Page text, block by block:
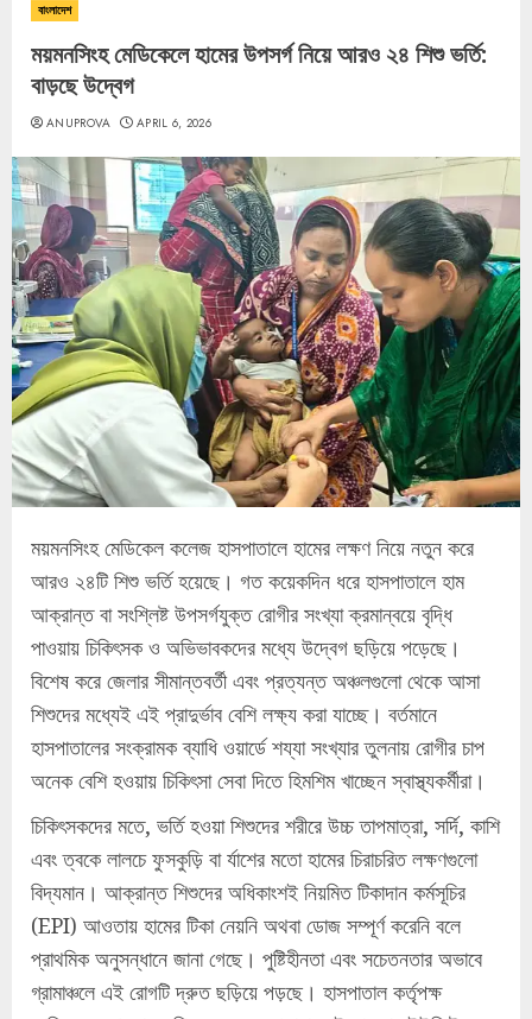
বাংলাদেশ
ময়মনসিংহ মেডিকেলে হামের উপসর্গ নিয়ে আরও ২৪ শিশু ভর্তি:
বাড়ছে উদ্বেগ
ANUPROVA APRIL 6, 2026
ময়মনসিংহ মেডিকেল কলেজ হাসপাতালে হামের লক্ষণ নিয়ে নতুন করে
আরও ২৪টি শিশু ভর্তি হয়েছে। গত কয়েকদিন ধরে হাসপাতালে হাম
আক্রান্ত বা সংশ্লিষ্ট উপসর্গযুক্ত রোগীর সংখ্যা ক্রমান্বয়ে বৃদ্ধি
পাওয়ায় চিকিৎসক ও অভিভাবকদের মধ্যে উদ্বেগ ছড়িয়ে পড়েছে।
বিশেষ করে জেলার সীমান্তবর্তী এবং প্রত্যন্ত অঞ্চলগুলো থেকে আসা
শিশুদের মধ্যেই এই প্রাদুর্ভাব বেশি লক্ষ্য করা যাচ্ছে। বর্তমানে
হাসপাতালের সংক্রামক ব্যাধি ওয়ার্ডে শয্যা সংখ্যার তুলনায় রোগীর চাপ
অনেক বেশি হওয়ায় চিকিৎসা সেবা দিতে হিমশিম খাচ্ছেন স্বাস্থ্যকর্মীরা।
চিকিৎসকদের মতে, ভর্তি হওয়া শিশুদের শরীরে উচ্চ তাপমাত্রা, সর্দি, কাশি
এবং ত্বকে লালচে ফুসকুড়ি বা র্যাশের মতো হামের চিরাচরিত লক্ষণগুলো
বিদ্যমান। আক্রান্ত শিশুদের অধিকাংশই নিয়মিত টিকাদান কর্মসূচির
(EPI) আওতায় হামের টিকা নেয়নি অথবা ডোজ সম্পূর্ণ করেনি বলে
প্রাথমিক অনুসন্ধানে জানা গেছে। পুষ্টিহীনতা এবং সচেতনতার অভাবে
গ্রামাঞ্চলে এই রোগটি দ্রুত ছড়িয়ে পড়ছে। হাসপাতাল কর্তৃপক্ষ